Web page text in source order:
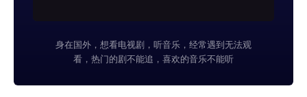
身在国外，想看电视剧，听音乐，经常遇到无法观
看，热门的剧不能追，喜欢的音乐不能听